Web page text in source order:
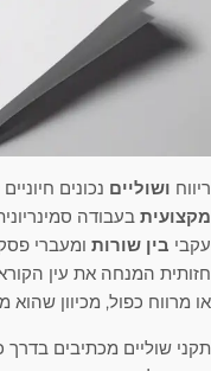
ריווח ושוליים נכונים
מקצועית בעבודה
עקבי בין שורות ומעברי
או מרווח כפול, מכיוון
תקני שוליים מכתיבים